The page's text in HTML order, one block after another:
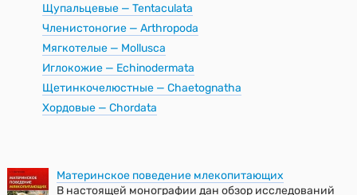
Щупальцевые — Tentaculata
Членистоногие — Arthropoda
Мягкотелые — Mollusca
Иглокожие — Echinodermata
Щетинкочелюстные — Chaetognatha
Хордовые — Chordata
Материнское поведение млекопитающих
В настоящей монографии дан обзор исследований